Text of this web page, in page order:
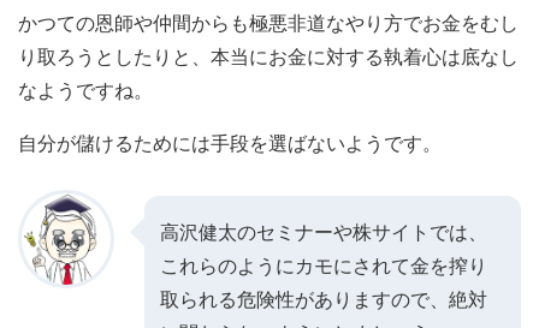
かつての恩師や仲間からも極悪非道なやり方でお金をむし
り取ろうとしたりと、本当にお金に対する執着心は底なし
なようですね。
自分が儲けるためには手段を選ばないようです。
高沢健太のセミナーや株サイトでは、
これらのようにカモにされて金を搾り
取られる危険性がありますので、絶対